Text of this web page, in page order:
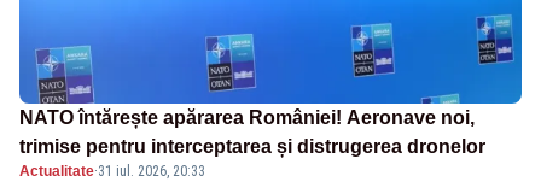
NATO întărește apărarea României! Aeronave noi,
trimise pentru interceptarea și distrugerea dronelor
Actualitate·31 iul. 2026, 20:33